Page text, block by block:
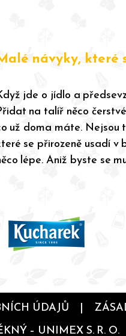
návyky, které
jde o jídlo a
na talíř něco
už doma máte. Nejsou
se přirozeně usadí v
lépe. Aniž byste se
ÚDAJŮ |
– UNIMEX S. R. O.